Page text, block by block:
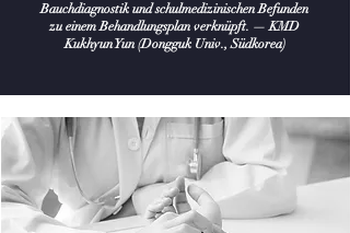
Bauchdiagnostik und schulmedizinischen Befunden
zu einem Behandlungsplan verknüpft. — KMD
Kukhyun Yun (Dongguk Univ., Südkorea)